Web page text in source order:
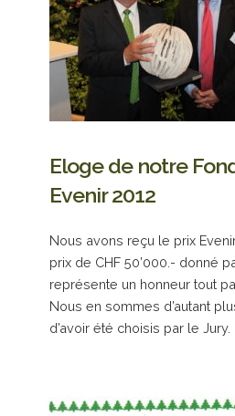
Eloge de notre
Evenir 2012
Nous avons reçu le prix
prix de CHF 50’000.- donné
représente un honneur tout
Nous en sommes d’autant
d’avoir été choisis par le Jury.